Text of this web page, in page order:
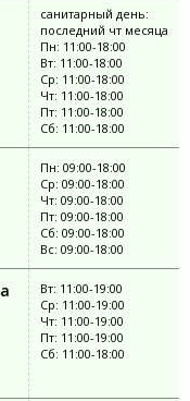
санитарный день:
последний чт месяца
Пн: 11:00-18:00
Вт: 11:00-18:00
Ср: 11:00-18:00
Чт: 11:00-18:00
Пт: 11:00-18:00
Сб: 11:00-18:00
Пн: 09:00-18:00
Ср: 09:00-18:00
Чт: 09:00-18:00
Пт: 09:00-18:00
Сб: 09:00-18:00
Вс: 09:00-18:00
Вт: 11:00-19:00
Ср: 11:00-19:00
Чт: 11:00-19:00
Пт: 11:00-19:00
Сб: 11:00-18:00